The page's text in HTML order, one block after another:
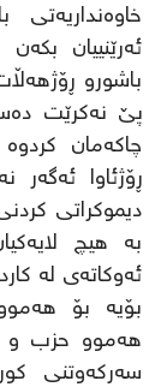
ئەرێنییان
باشورو
پێ نەکرێت
چاکەمان
ڕۆژئاوا ئەگەر
دیموکراتی
بە هیچ
ئەوکاتەی لە
بۆیە بۆ
هەموو حزب و
سەرکەوتنی